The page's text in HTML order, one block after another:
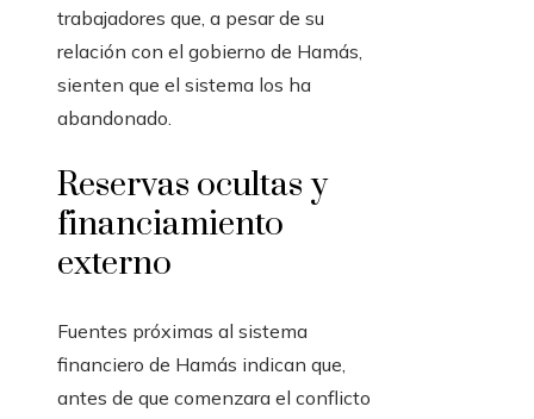
trabajadores que, a pesar de su
relación con el gobierno de Hamás,
sienten que el sistema los ha
abandonado.
Reservas ocultas y
financiamiento
externo
Fuentes próximas al sistema
financiero de Hamás indican que,
antes de que comenzara el conflicto